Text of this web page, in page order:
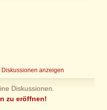
anzeigen
Diskussionen.
zu eröffnen!